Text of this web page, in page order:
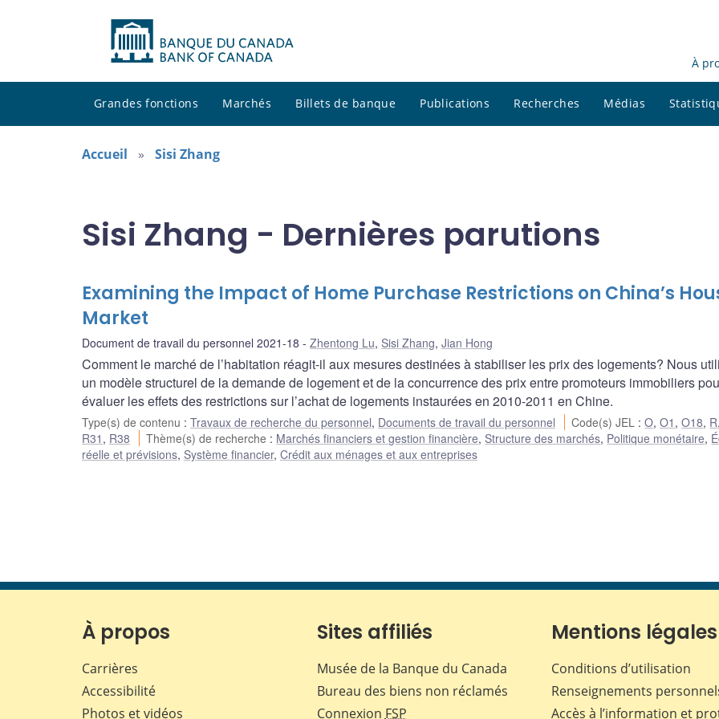
À
Grandes fonctions Marchés Billets de banque Publications Recherches Médias
Accueil Sisi Zhang
Sisi Zhang - Dernières parutions
Examining the Impact of Home Purchase Restrictions on China’s
Market
Document de travail du personnel 2021-18 Zhentong Lu, Sisi Zhang, Jian Hong
Comment le marché de l’habitation réagit-il aux mesures destinées à stabiliser les prix des logements? Nous
un modèle structurel de la demande de logement et de la concurrence des prix entre promoteurs immobiliers
évaluer les effets des restrictions sur l’achat de logements instaurées en 2010-2011 en Chine.
Type(s) de contenu : Travaux de recherche du personnel, Documents de travail du personnel Code(s) JEL :O,O1 ,O18, R,
R31 , R38 Thème(s) de recherche : Marchés financiers et gestion financière, Structure des marchés, Politique monétaire,
réelle et prévisions, Système financier, Crédit aux ménages et aux entreprises
À propos
Carrières
Accessibilité
Photos et vidéos
Sites affiliés
Musée de la Banque du Canada
Bureau des biens non réclamés
Connexion FSP
Mentions légales
Conditions d’utilisation
Renseignements
Accès à l’information et